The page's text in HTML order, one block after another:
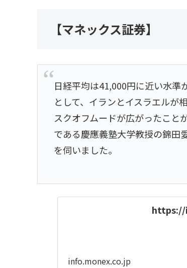
【マネックス証券】
日経平均は41,000円に近い水
として、イランとイスラエルが
スクオフムードが広がったこと
である慶應義塾大学教授の錦田
を伺いました。
https://
info.monex.co.jp